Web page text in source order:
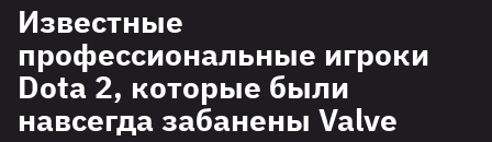
Известные
профессиональные игроки
Dota 2, которые были
навсегда забанены Valve